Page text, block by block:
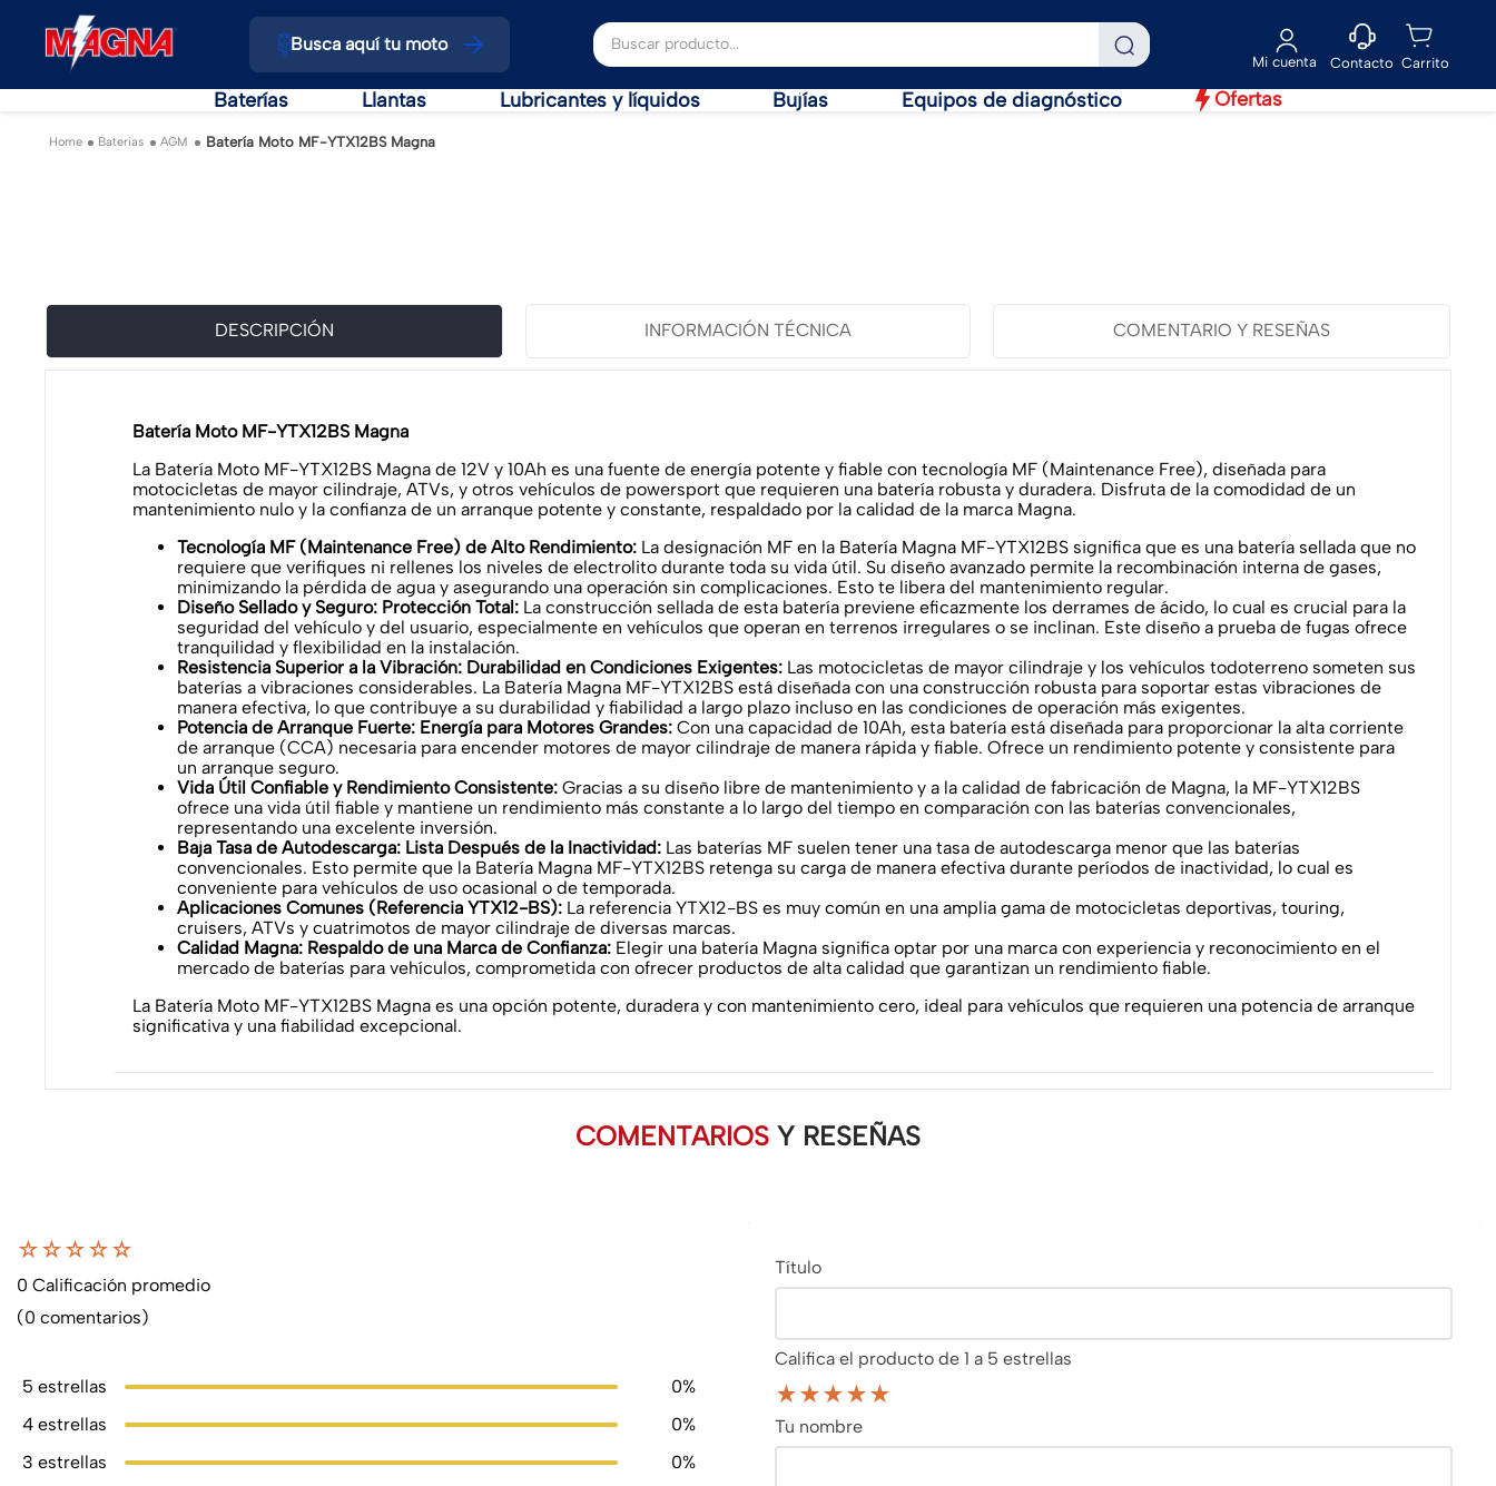
Busca aquí tu moto
Buscar producto...
Contacto
Baterías Llantas Lubricantes y líquidos Bujías Equipos de diagnóstico Ofertas
Baterias AGM Batería Moto MF-YTX12BS Magna
DESCRIPCIÓN INFORMACIÓN TÉCNICA COMENTARIO Y RESEÑAS
Batería Moto MF-YTX12BS Magna
La Batería Moto MF-YTX12BS Magna de 12V y 10Ah es una fuente de energía potente y fiable con tecnología MF (Maintenance Free), diseñada para
motocicletas de mayor cilindraje, ATVs, y otros vehículos de powersport que requieren una batería robusta y duradera. Disfruta de la comodidad de un
mantenimiento nulo y la confianza de un arranque potente y constante, respaldado por la calidad de la marca Magna.
Tecnología MF (Maintenance Free) de Alto Rendimiento: La designación MF en la Batería Magna MF-YTX12BS significa que es una batería sellada que no
requiere que verifiques ni rellenes los niveles de electrolito durante toda su vida útil. Su diseño avanzado permite la recombinación interna de gases,
minimizando la pérdida de agua y asegurando una operación sin complicaciones. Esto te libera del mantenimiento regular.
Diseño Sellado y Seguro: Protección Total: La construcción sellada de esta batería previene eficazmente los derrames de ácido, lo cual es crucial para la
seguridad del vehículo y del usuario, especialmente en vehículos que operan en terrenos irregulares o se inclinan. Este diseño a prueba de fugas ofrece
tranquilidad y flexibilidad en la instalación.
Resistencia Superior a la Vibración: Durabilidad en Condiciones Exigentes: Las motocicletas de mayor cilindraje y los vehículos todoterreno someten sus
baterías a vibraciones considerables. La Batería Magna MF-YTX12BS está diseñada con una construcción robusta para soportar estas vibraciones de
manera efectiva, lo que contribuye a su durabilidad y fiabilidad a largo plazo incluso en las condiciones de operación más exigentes.
Potencia de Arranque Fuerte: Energía para Motores Grandes: Con una capacidad de 10Ah, esta batería está diseñada para proporcionar la alta corriente
de arranque (CCA) necesaria para encender motores de mayor cilindraje de manera rápida y fiable. Ofrece un rendimiento potente y consistente para
un arranque seguro.
Vida Útil Confiable y Rendimiento Consistente: Gracias a su diseño libre de mantenimiento y a la calidad de fabricación de Magna, la MF-YTX12BS
ofrece una vida útil fiable y mantiene un rendimiento más constante a lo largo del tiempo en comparación con las baterías convencionales,
representando una excelente inversión.
Baja Tasa de Autodescarga: Lista Después de la Inactividad: Las baterías MF suelen tener una tasa de autodescarga menor que las baterías
convencionales. Esto permite que la Batería Magna MF-YTX12BS retenga su carga de manera efectiva durante períodos de inactividad, lo cual es
conveniente para vehículos de uso ocasional o de temporada.
Aplicaciones Comunes (Referencia YTX12-BS): La referencia YTX12-BS es muy común en una amplia gama de motocicletas deportivas, touring,
cruisers, ATVs y cuatrimotos de mayor cilindraje de diversas marcas.
Calidad Magna: Respaldo de una Marca de Confianza: Elegir una batería Magna significa optar por una marca con experiencia y reconocimiento en el
mercado de baterías para vehículos, comprometida con ofrecer productos de alta calidad que garantizan un rendimiento fiable.
La Batería Moto MF-YTX12BS Magna es una opción potente, duradera y con mantenimiento cero, ideal para vehículos que requieren una potencia de arranque
significativa y una fiabilidad excepcional.
COMENTARIOS Y RESEÑAS
☆☆☆☆☆
0 Calificación promedio
(0 comentarios)
5 estrellas
0%
4 estrellas
0%
3 estrellas
0%
Título
Califica el producto de 1 a 5 estrellas
★★★★★
Tu nombre